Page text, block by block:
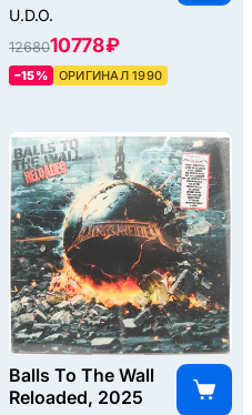
U.D.O.
1268010778 ₽
–15% ОРИГИНАЛ 1990
Balls To The Wall
Reloaded, 2025